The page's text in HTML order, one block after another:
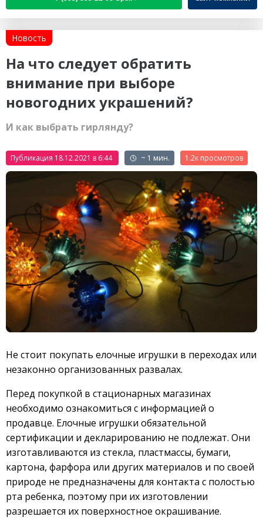
Новость
На что следует обратить
внимание при выборе
новогодних украшений?
И как выбрать гирлянду?
Публикация 18.12.2021 в 6:44 ~ 1 мин. 1.2к
Не стоит покупать елочные игрушки в переходах или
незаконно организованных развалах.
Перед покупкой в стационарных магазинах
необходимо ознакомиться с информацией о
продавце. Елочные игрушки обязательной
сертификации и декларированию не подлежат. Они
изготавливаются из стекла, пластмассы, бумаги,
картона, фарфора или других материалов и по своей
природе не предназначены для контакта с полостью
рта ребенка, поэтому при их изготовлении
разрешается их поверхностное окрашивание.